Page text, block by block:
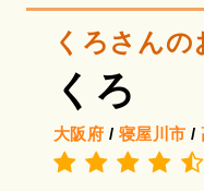
くろさんの
くろ
大阪府 / 寝屋川市 /